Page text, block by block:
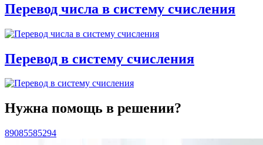
Перевод числа в систему счисления
Перевод в систему счисления
Нужна помощь в решении?
89085585294